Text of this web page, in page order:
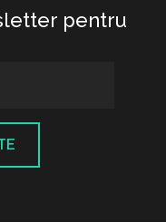
pentru